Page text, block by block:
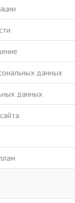
данных
данных